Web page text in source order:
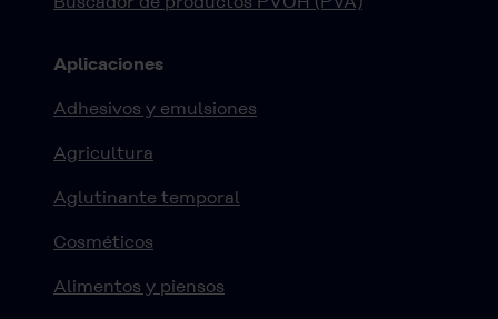
Aplicaciones
Adhesivos y emulsiones
Agricultura
Aglutinante temporal
Cosméticos
Alimentos y piensos